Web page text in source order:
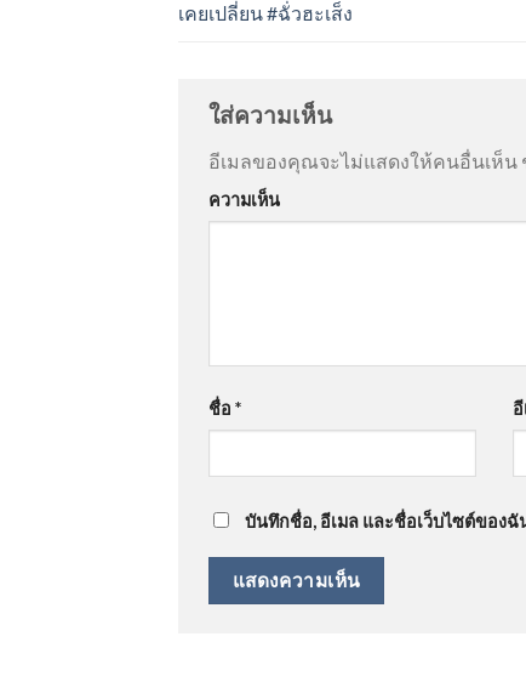
เคยเปลี่ยน #ฉั่วฮะเส็ง
ใส่ความเห็น
อีเมลของคุณจะไม่แสดงให้คนอื่นเห็น
ความเห็น
ชื่อ *
บันทึกชื่อ, อีเมล และชื่อเว็บไซต์ของ